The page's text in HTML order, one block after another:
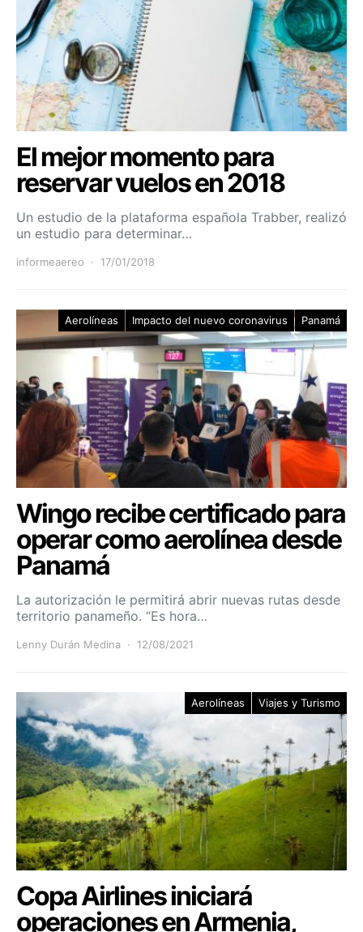
El mejor momento para
reservar vuelos en 2018
Un estudio de la plataforma española Trabber, realizó
un estudio para determinar…
informeaereo 17/01/2018
Aerolíneas Impacto del nuevo coronavirus Panamá
Wingo recibe certificado para
operar como aerolínea desde
Panamá
La autorización le permitirá abrir nuevas rutas desde
territorio panameño. “Es hora…
Lenny Durán Medina 12/08/2021
Aerolíneas Viajes y Turismo
Copa Airlines iniciará
operaciones en Armenia,